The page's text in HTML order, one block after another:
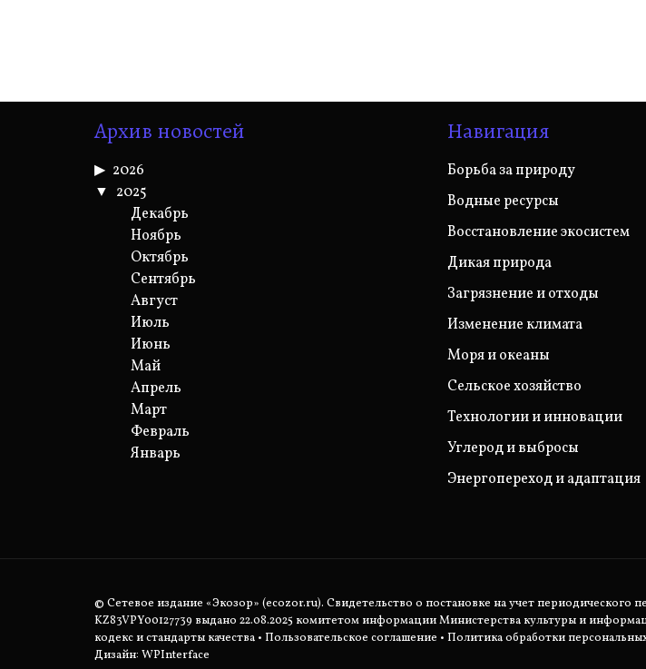
Архив новостей
2026
2025
Декабрь
Ноябрь
Октябрь
Сентябрь
Август
Июль
Июнь
Май
Апрель
Март
Февраль
Январь
Навигация
Борьба за природу
Водные ресурсы
Восстановление экосистем
Дикая природа
Загрязнение и отходы
Изменение климата
Моря и океаны
Сельское хозяйство
Технологии и инновации
Углерод и выбросы
Энергопереход и адаптация
© Сетевое издание «Экозор» (ecozor.ru). Свидетельство о постановке на учет периодического
KZ83VPY00127739 выдано 22.08.2025 комитетом информации Министерства культуры и
кодекс и стандарты качества •Пользовательское соглашение •Политика обработки
Дизайн: WPInterface